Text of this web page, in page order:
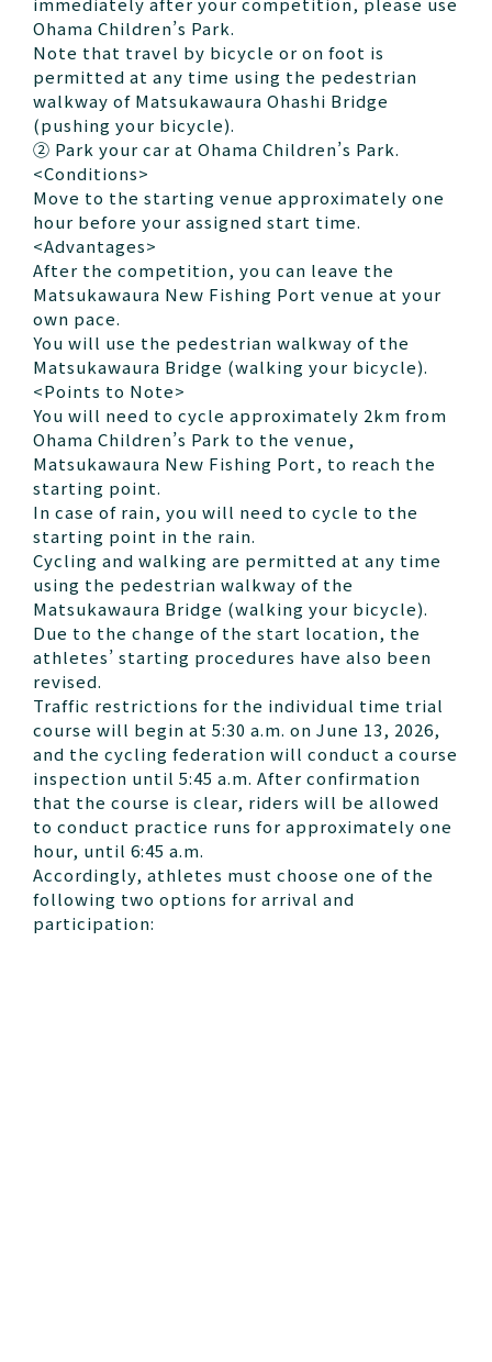
Ohama Children’s Park.
Note that travel by bicycle or on foot is
permitted at any time using the pedestrian
walkway of Matsukawaura Ohashi Bridge
(pushing your bicycle).
② Park your car at Ohama Children’s Park.
<Conditions>
Move to the starting venue approximately one
hour before your assigned start time.
<Advantages>
After the competition, you can leave the
Matsukawaura New Fishing Port venue at your
own pace.
You will use the pedestrian walkway of the
Matsukawaura Bridge (walking your bicycle).
<Points to Note>
You will need to cycle approximately 2km from
Ohama Children’s Park to the venue,
Matsukawaura New Fishing Port, to reach the
starting point.
In case of rain, you will need to cycle to the
starting point in the rain.
Cycling and walking are permitted at any time
using the pedestrian walkway of the
Matsukawaura Bridge (walking your bicycle).
Due to the change of the start location, the
athletes’ starting procedures have also been
revised.
Traffic restrictions for the individual time trial
course will begin at 5:30 a.m. on June 13, 2026,
and the cycling federation will conduct a course
inspection until 5:45 a.m. After confirmation
that the course is clear, riders will be allowed
to conduct practice runs for approximately one
hour, until 6:45 a.m.
Accordingly, athletes must choose one of the
following two options for arrival and
participation: